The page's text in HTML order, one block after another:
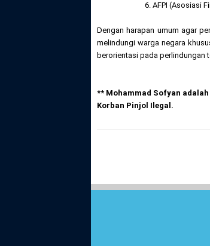
6. AFPI (Asosiasi
Dengan harapan umum agar
melindungi warga negara
berorientasi pada perlindungan
** Mohammad Sofyan adalah
Korban Pinjol Ilegal.